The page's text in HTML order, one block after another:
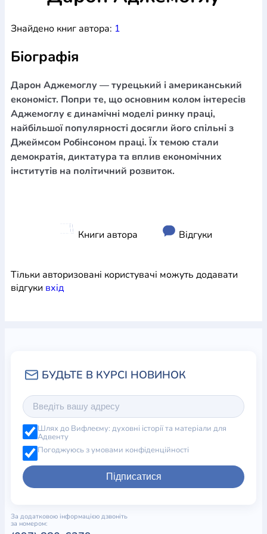
Богослов`яШлюб і сім`я
Юдаїзм
ПеріодикаАудіо Ручки кулькові
БлокнотиЩоденники / щотижневики
Навчальні мапиШкіряні виробиМагнітиМеталеві
виробиМіні-лампи Наклейки Настільні ігри Пакети
подарунковіПлакатиПластмасові вироби Хустки
Подарункові картки Розвиваючі ігри Репринти Свічки
Зошити
Фотокартини Чохли на Библії
Календарі
Канцелярскі товари
Комп`ютерні ігри
ЛистівкиСувенирна продукціяГодинники Пазли
(097) 880-6379
Ми у Facebook
Знайдено книг автора: 1
Біографія
Дарон Аджемоглу — турецький і американський
економіст. Попри те, що основним колом інтересів
Аджемоглу є динамічні моделі ринку праці,
найбільшої популярності досягли його спільні з
Джеймсом Робінсоном праці. Їх темою стали
демократія, диктатура та вплив економічних
інститутів на політичний розвиток.
Книги автора Відгуки
Тільки авторизовані користувачі можуть додавати
відгуки вхiд
Шлях до Вифлеєму: духовні історії та матеріали для
Адвенту
Погоджуюсь з умовами конфіденційності
Підписатися
За додатковою інформацією дзвоніть
за номером: